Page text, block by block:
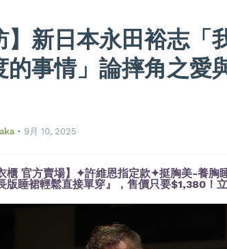
】新日本永田裕志「
的事情」論摔角之愛
• 9月 10, 2025
櫃 官方賣場】✦許維恩指定款✦挺胸美-養胸
版睡裙輕鬆直接單穿』，售價只要$1,380！